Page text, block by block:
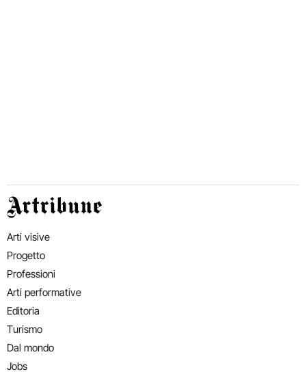
Artribune
Arti visive
Progetto
Professioni
Arti performative
Editoria
Turismo
Dal mondo
Jobs